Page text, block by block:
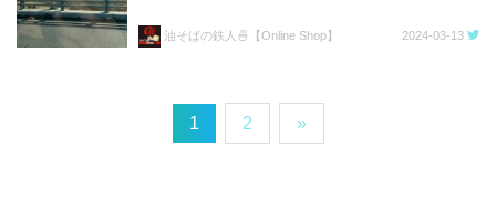
油そばの鉄人🍜【Online Shop】 2024-03-13
1 2 »